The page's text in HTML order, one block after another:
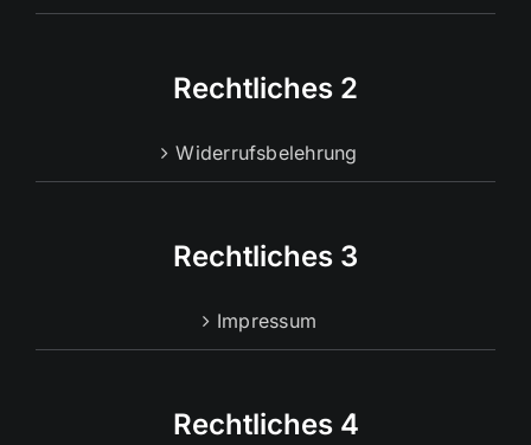
Rechtliches 2
Widerrufsbelehrung
Rechtliches 3
Impressum
Rechtliches 4